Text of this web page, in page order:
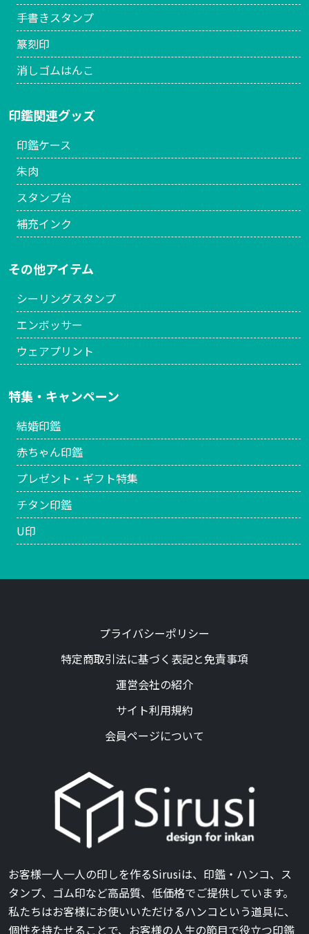
手書きスタンプ
篆刻印
消しゴムはんこ
印鑑関連グッズ
印鑑ケース
朱肉
スタンプ台
補充インク
その他アイテム
シーリングスタンプ
エンボッサー
ウェアプリント
特集・キャンペーン
結婚印鑑
赤ちゃん印鑑
プレゼント・ギフト特集
チタン印鑑
U印
プライバシーポリシー
特定商取引法に基づく表記と免責事項
運営会社の紹介
サイト利用規約
会員ページについて
お客様一人一人の印しを作るSirusiは、印鑑・ハンコ、ス
タンプ、ゴム印など高品質、低価格でご提供しています。
私たちはお客様にお使いいただけるハンコという道具に、
個性を持たせることで、お客様の人生の節目で役立つ印鑑